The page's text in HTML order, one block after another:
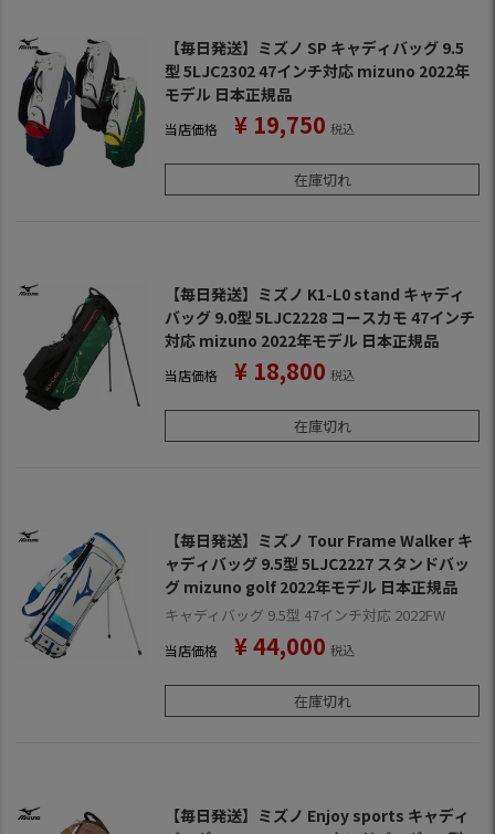
【毎日発送】ミズノ SP キャディバッグ 9.5
型 5LJC2302 47インチ対応 mizuno 2022年
モデル 日本正規品
当店価格 ¥ 19,750 税込
在庫切れ
【毎日発送】ミズノ K1-L0 stand キャディ
バッグ 9.0型 5LJC2228 コースカモ 47インチ
対応 mizuno 2022年モデル 日本正規品
当店価格 ¥ 18,800 税込
在庫切れ
【毎日発送】ミズノ Tour Frame Walker キ
ャディバッグ 9.5型 5LJC2227 スタンドバッ
グ mizuno golf 2022年モデル 日本正規品
キャディバッグ 9.5型 47インチ対応 2022FW
当店価格 ¥44,000 税込
在庫切れ
【毎日発送】ミズノ Enjoy sports キャディ